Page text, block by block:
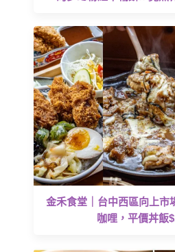
金禾食堂｜台中西區向上市
咖哩，平價丼飯